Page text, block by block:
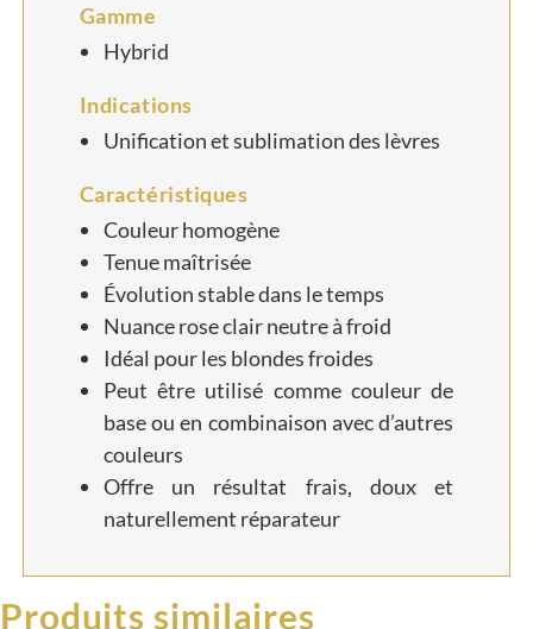
Gamme
Hybrid
Indications
Unification et sublimation des lèvres
Caractéristiques
Couleur homogène
Tenue maîtrisée
Évolution stable dans le temps
Nuance rose clair neutre à froid
Idéal pour les blondes froides
Peut être utilisé comme couleur de
base ou en combinaison avec d’autres
couleurs
Offre un résultat frais, doux et
naturellement réparateur
Produits similaires